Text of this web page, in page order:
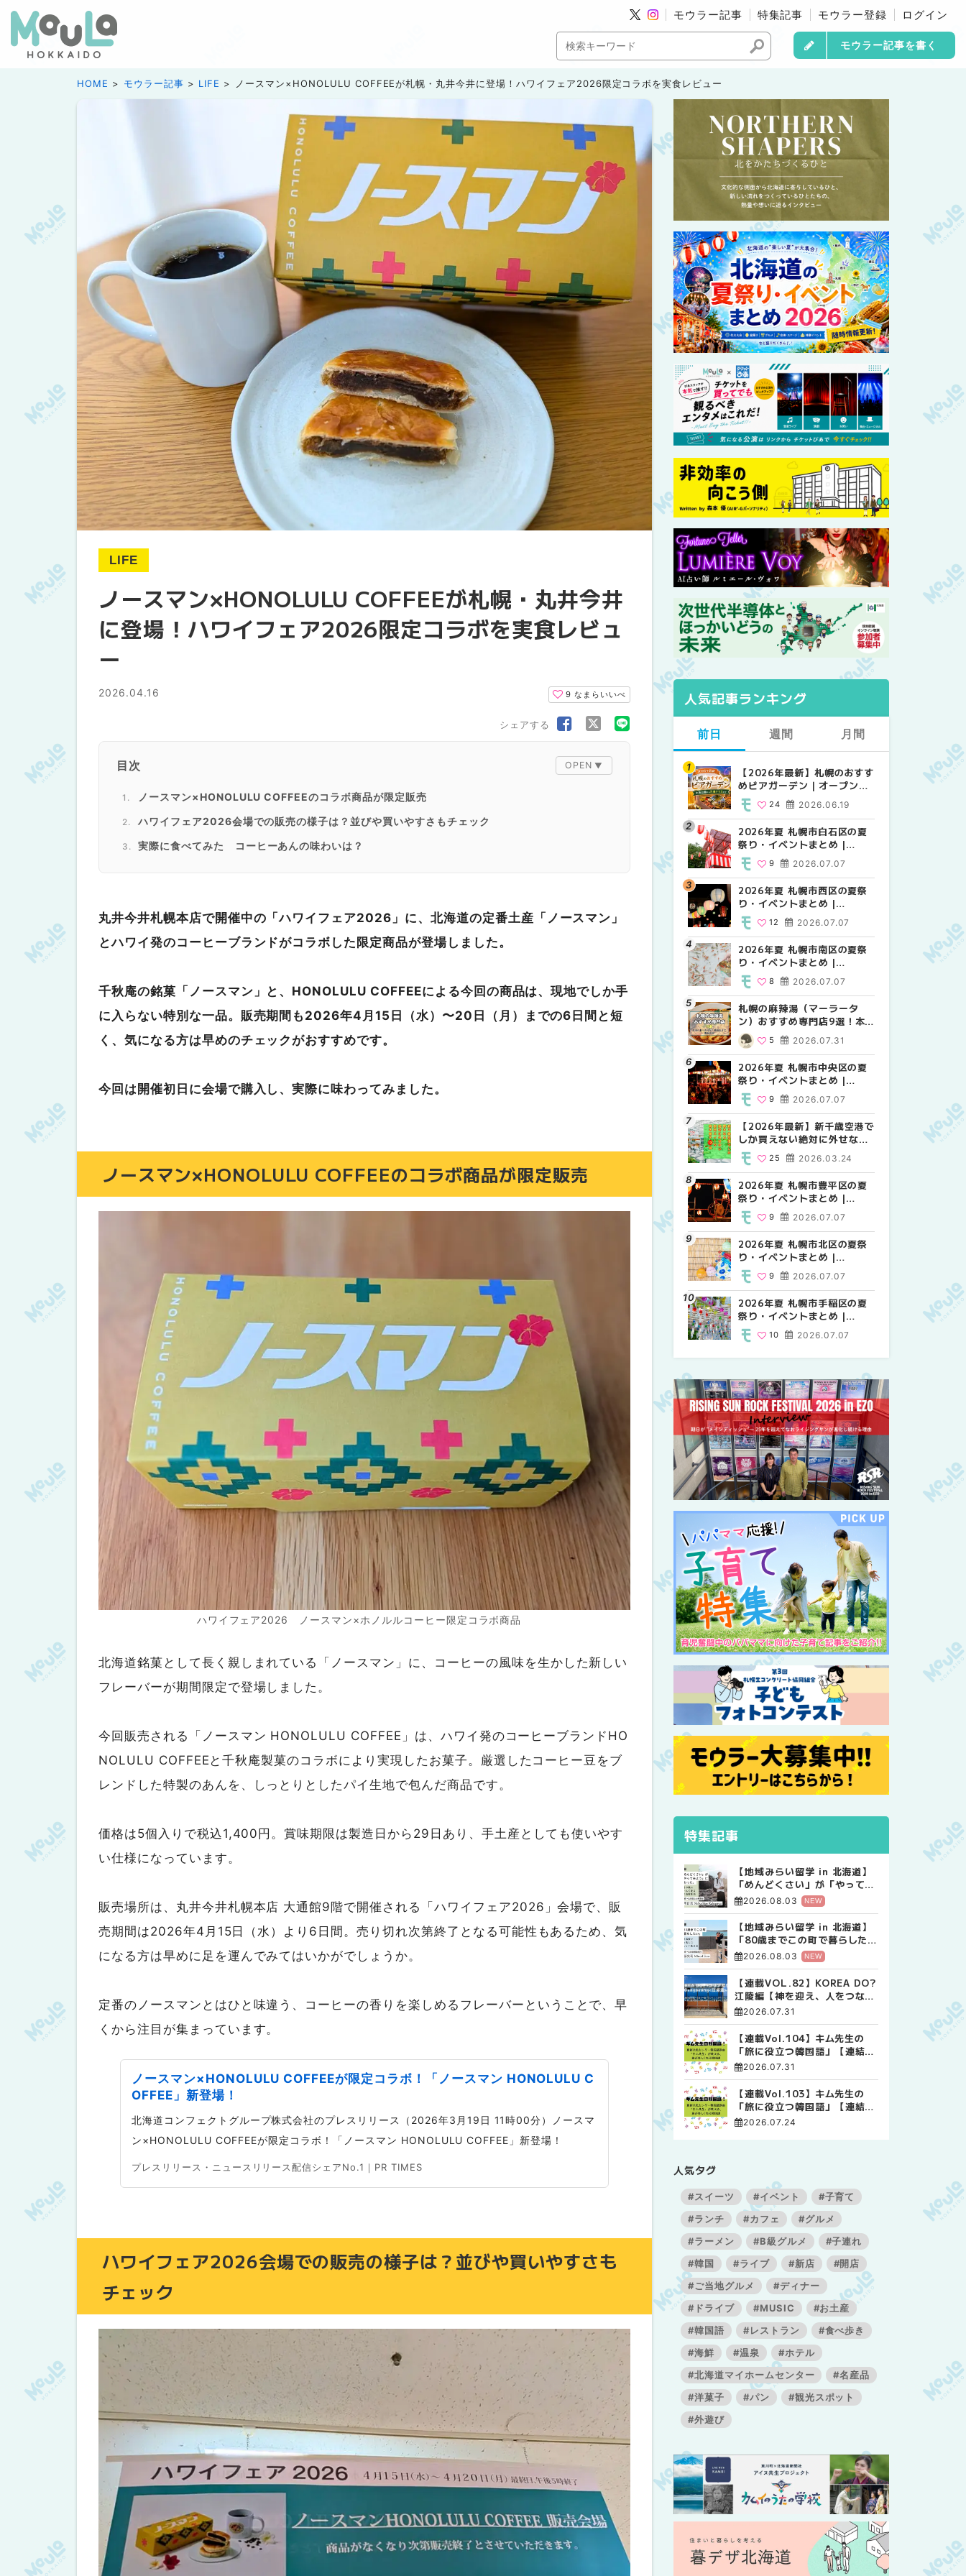
モウラー記事 特集記事 モウラー登録 ログイン
モウラー記事を書く
HOME モウラー記事 LIFE ノースマン×HONOLULU COFFEEが札幌・丸井今井に登場！ハワイフェア2026限定コラボを実食レビュー
LIFE
ノースマン×HONOLULU COFFEEが札幌・丸井今井
に登場！ハワイフェア2026限定コラボを実食レビュ
ー
2026.04.16 9 なまらいいべ
シェアする
目次
ノースマン×HONOLULU COFFEEのコラボ商品が限定販売
ハワイフェア2026会場での販売の様子は？並びや買いやすさもチェック
実際に食べてみた コーヒーあんの味わいは？
丸井今井札幌本店で開催中の「ハワイフェア2026」に、北海道の定番土産「ノースマン」
とハワイ発のコーヒーブランドがコラボした限定商品が登場しました。
千秋庵の銘菓「ノースマン」と、HONOLULU COFFEEによる今回の商品は、現地でしか手
に入らない特別な一品。販売期間も2026年4月15日（水）〜20日（月）までの6日間と短
く、気になる方は早めのチェックがおすすめです。
今回は開催初日に会場で購入し、実際に味わってみました。
ノースマン×HONOLULU COFFEEのコラボ商品が限定販売
ハワイフェア2026 ノースマン×ホノルルコーヒー限定コラボ商品
北海道銘菓として長く親しまれている「ノースマン」に、コーヒーの風味を生かした新しい
フレーバーが期間限定で登場しました。
今回販売される「ノースマン HONOLULU COFFEE」は、ハワイ発のコーヒーブランドHO
NOLULU COFFEEと千秋庵製菓のコラボにより実現したお菓子。厳選したコーヒー豆をブ
レンドした特製のあんを、しっとりとしたパイ生地で包んだ商品です。
価格は5個入りで税込1,400円。賞味期限は製造日から29日あり、手土産としても使いやす
い仕様になっています。
販売場所は、丸井今井札幌本店 大通館9階で開催される「ハワイフェア2026」会場で、販
売期間は2026年4月15日（水）より6日間。売り切れ次第終了となる可能性もあるため、気
になる方は早めに足を運んでみてはいかがでしょうか。
定番のノースマンとはひと味違う、コーヒーの香りを楽しめるフレーバーということで、早
くから注目が集まっています。
ノースマン×HONOLULU COFFEEが限定コラボ！「ノースマン HONOLULU C
OFFEE」新登場！
北海道コンフェクトグループ株式会社のプレスリリース（2026年3月19日 11時00分）ノースマ
ン×HONOLULU COFFEEが限定コラボ！「ノースマン HONOLULU COFFEE」新登場！
プレスリリース・ニュースリリース配信シェアNo.1｜PR TIMES
ハワイフェア2026会場での販売の様子は？並びや買いやすさも
チェック
人気記事ランキング
前日
【2026年最新】札幌のおすす
めビアガーデン｜オープン日
順に徹底紹介！大通公園から
穴場テラスまで | MouLa
HOKKAIDO
2026.06.19
24
2026年夏 札幌市白石区の夏
祭り・イベントまとめ |
MouLa HOKKAIDO
2026.07.07
9
2026年夏 札幌市西区の夏祭
り・イベントまとめ |
MouLa HOKKAIDO
2026.07.07
12
2026年夏 札幌市南区の夏祭
り・イベントまとめ |
MouLa HOKKAIDO
2026.07.07
8
札幌の麻辣湯（マーラータ
ン）おすすめ専門店9選！本
場の量り売りから最新店まで
徹底比較 | MouLa
HOKKAIDO
2026.07.31
5
2026年夏 札幌市中央区の夏
祭り・イベントまとめ |
MouLa HOKKAIDO
2026.07.07
9
【2026年最新】新千歳空港で
しか買えない絶対に外せない
限定スイーツ・焼き菓子18選
| MouLa HOKKAIDO
2026.03.24
25
2026年夏 札幌市豊平区の夏
祭り・イベントまとめ |
MouLa HOKKAIDO
2026.07.07
9
2026年夏 札幌市北区の夏祭
り・イベントまとめ |
MouLa HOKKAIDO
2026.07.07
9
2026年夏 札幌市手稲区の夏
祭り・イベントまとめ |
MouLa HOKKAIDO
2026.07.07
10
週間
【2026年最新】札幌のおすす
めビアガーデン｜オープン日
穴場テラスまで | MouLa
HOKKAIDO
24
2026年夏 札幌市西区の夏祭
り・イベントまとめ |
12
2026年夏 札幌市北区の夏祭
り・イベントまとめ |
9
2026年夏 札幌市手稲区の夏
祭り・イベントまとめ |
10
2026年夏 札幌市白石区の夏
祭り・イベントまとめ |
9
2026年夏 札幌市清田区の夏
祭り・イベントまとめ |
6
2026年夏 札幌市南区の夏祭
り・イベントまとめ |
8
2026年夏 札幌市豊平区の夏
祭り・イベントまとめ |
9
2026年夏 札幌市中央区の夏
祭り・イベントまとめ |
9
2026年夏 恵庭市・千歳市の
夏祭り・イベントまとめ |
9
月間
【2026年最新】札幌のおすす
めビアガーデン｜オープン日
穴場テラスまで | MouLa
HOKKAIDO
24
2026年夏 札幌市北区の夏祭
り・イベントまとめ |
9
2026年夏 札幌市西区の夏祭
り・イベントまとめ |
12
2026年夏 札幌市白石区の夏
祭り・イベントまとめ |
9
2026年夏 札幌市手稲区の夏
祭り・イベントまとめ |
10
札幌の麻辣湯（マーラータ
ン）おすすめ専門店6選！本
徹底比較 | MouLa
HOKKAIDO
5
2026年夏 札幌市清田区の夏
祭り・イベントまとめ |
6
【2026年最新】新千歳空港で
しか買えない絶対に外せない
| MouLa HOKKAIDO
25
【新千歳空港】新カードラウ
ンジが開業。「SUPER
ラウンジアネックス）」をご
紹介！！ | MouLa
HOKKAIDO
18
2026年夏 札幌市豊平区の夏
祭り・イベントまとめ |
9
特集記事
【地域みらい留学 in 北海道】
「めんどくさい」が「やってみ
よう」に変わった。 十勝の風
に吹かれて走る、僕の泥臭くて
自由な高校生活
2026.08.03 NEW
【地域みらい留学 in 北海道】
「80歳までこの町で暮らした
い」 標津高校で踏み出した、
私らしい生き方
2026.08.03 NEW
【連載VOL.82】KOREA DO?
江陵編【神を迎え、人をつなぐ
時間 ― 江陵端午祭 】
2026.07.31
【連載Vol.104】キム先生の
「旅に役立つ韓国語」【連結語
尾について その4】
2026.07.31
【連載Vol.103】キム先生の
「旅に役立つ韓国語」【連結語
尾について その3】
2026.07.24
人気タグ
#スイーツ #イベント
#子育て
#ランチ
#カフェ
#グルメ
#ラーメン
#B級グルメ
#子連れ
#韓国
#ライブ #新店
#開店
#ご当地グルメ
#ディナー
#ドライブ
#MUSIC
#お土産
#韓国語
#レストラン
#食べ歩き
#海鮮
#温泉
#ホテル
#北海道マイホームセンター
#名産品
#洋菓子
#パン
#観光スポット
#外遊び